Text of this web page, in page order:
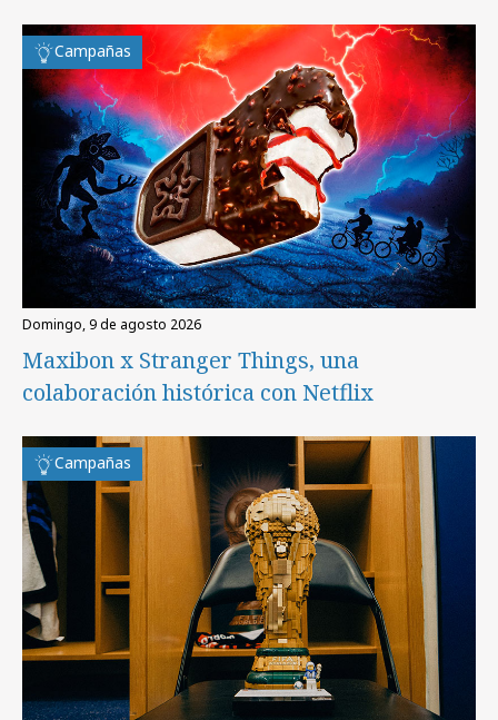
Campañas
domingo, 9 de agosto 2026
Maxibon x Stranger Things, una
colaboración histórica con Netflix
Campañas